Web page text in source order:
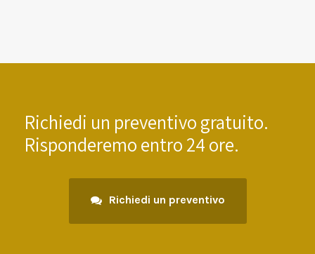
Richiedi un preventivo gratuito.
Risponderemo entro 24 ore.
Richiedi un preventivo